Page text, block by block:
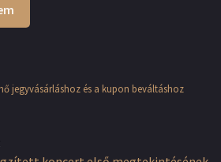
jegyvásárláshoz és a kupon beváltáshoz